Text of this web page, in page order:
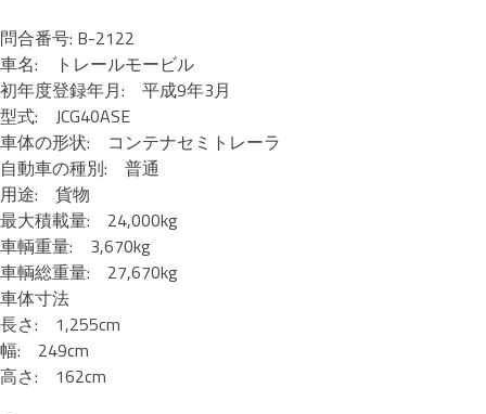
問合番号: B-2122
車名: トレールモービル
初年度登録年月: 平成9年3月
型式: JCG40ASE
車体の形状: コンテナセミトレーラ
自動車の種別: 普通
用途: 貨物
最大積載量: 24,000kg
車輌重量: 3,670kg
車輌総重量: 27,670kg
車体寸法
長さ: 1,255cm
幅: 249cm
高さ: 162cm